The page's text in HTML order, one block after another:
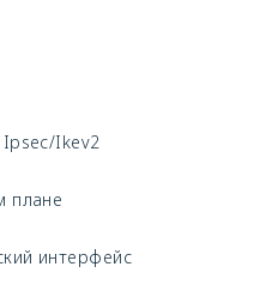
Ikev2
плане
интерфейс